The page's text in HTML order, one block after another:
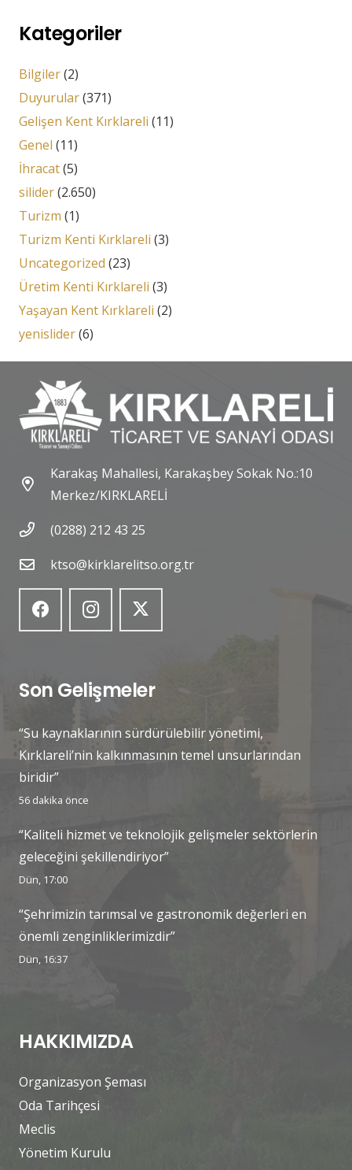
Kategoriler
Bilgiler(2)
Duyurular(371)
Gelişen Kent Kırklareli (11)
Genel (11)
İhracat(5)
silider(2.650)
Turizm (1)
Turizm Kenti Kırklareli (3)
Uncategorized (23)
Üretim Kenti Kırklareli (3)
Yaşayan Kent Kırklareli (2)
yenislider(6)
Karakaş Mahallesi, Karakaşbey Sokak No.:10
Merkez/KIRKLARELİ
(0288) 212 43 25
ktso@kirklarelitso.org.tr
Son Gelişmeler
“Su kaynaklarının sürdürülebilir yönetimi,
Kırklareli’nin kalkınmasının temel unsurlarından
biridir”
56 dakika önce
“Kaliteli hizmet ve teknolojik gelişmeler sektörlerin
geleceğini şekillendiriyor”
Dün, 17:00
“Şehrimizin tarımsal ve gastronomik değerleri en
önemli zenginliklerimizdir”
Dün, 16:37
HAKKIMIZDA
Organizasyon Şeması
Oda Tarihçesi
Meclis
Yönetim Kurulu